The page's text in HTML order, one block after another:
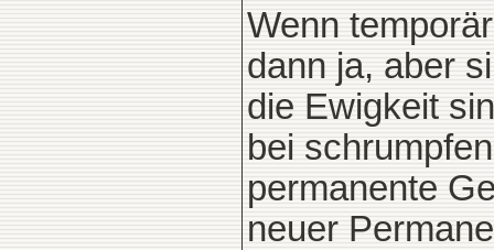
Wenn
dann ja, aber
die Ewigkeit
bei
permanente
neuer